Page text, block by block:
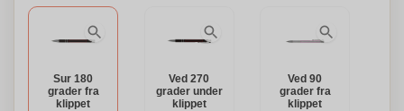
Sur 180
grader fra
klippet
Ved 270
grader under
klippet
Ved 90
grader fra
klippet